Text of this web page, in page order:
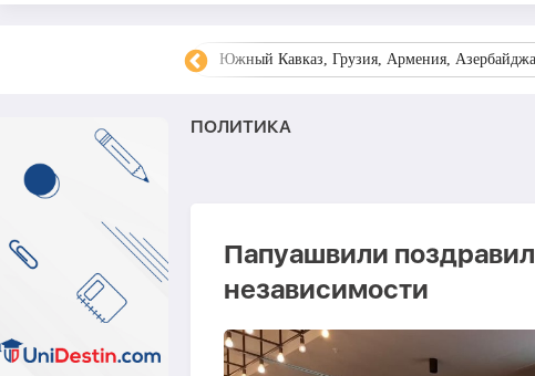
Южный Кавказ, Грузия, Армения,
ПОЛИТИКА
Папуашвили
независимости